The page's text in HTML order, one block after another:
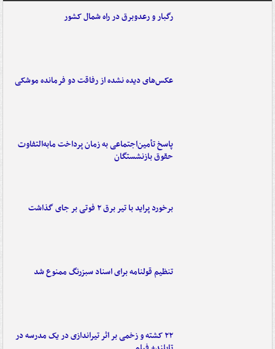
رگبار و رعدوبرق در راه شمال کشور
عکس‌های دیده نشده از رفاقت دو فرمانده‌ موشکی
پاسخ تأمین‌اجتماعی به زمان پرداخت مابه‌التفاوت
حقوق بازنشستگان
برخورد پراید با تیر برق ۲ فوتی بر جای گذاشت
تنظیم قولنامه برای اسناد سبزرنگ ممنوع شد
۲۲ کشته و زخمی بر اثر تیراندازی در یک مدرسه در